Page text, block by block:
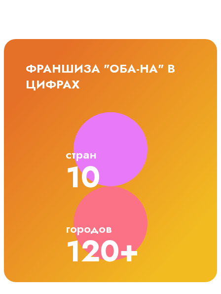
ФРАНШИЗА "ОБА-НА" В
ЦИФРАХ
стран
10
городов
120+